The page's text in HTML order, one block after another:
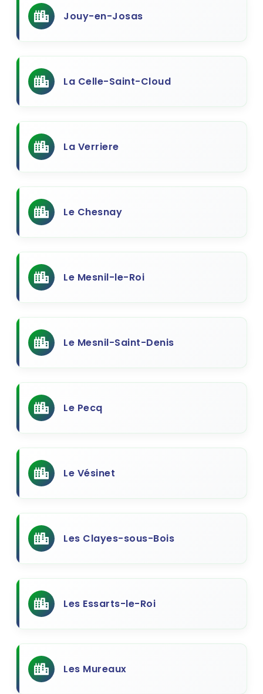
Jouy-en-Josas
La Celle-Saint-Cloud
La Verriere
Le Chesnay
Le Mesnil-le-Roi
Le Mesnil-Saint-Denis
Le Pecq
Le Vésinet
Les Clayes-sous-Bois
Les Essarts-le-Roi
Les Mureaux